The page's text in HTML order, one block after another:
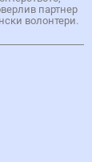
партнер
волонтери.